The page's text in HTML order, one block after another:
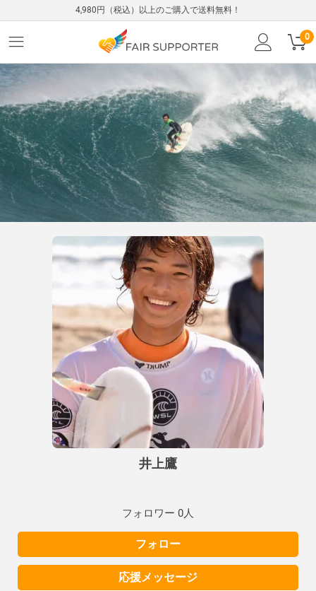
4,980円（税込）以上のご購入で送料無料！
0
井上鷹
フォロワー 0人
フォロー
応援メッセージ